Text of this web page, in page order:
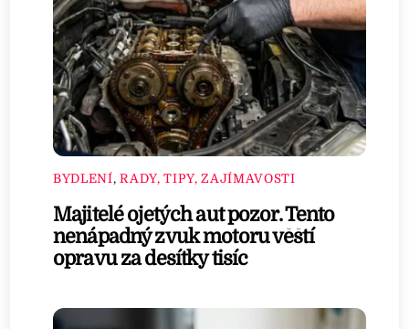
BYDLENÍ,RADY, TIPY, ZAJÍMAVOSTI
Majitelé ojetých aut pozor. Tento
nenápadný zvuk motoru věští
opravu za desítky tisíc